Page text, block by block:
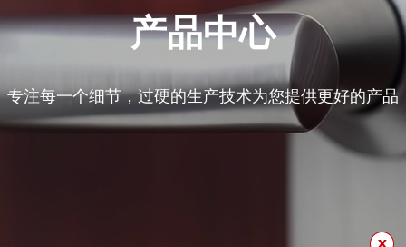
产品中心
专注每一个细节，过硬的生产技术为您提供更好的产品